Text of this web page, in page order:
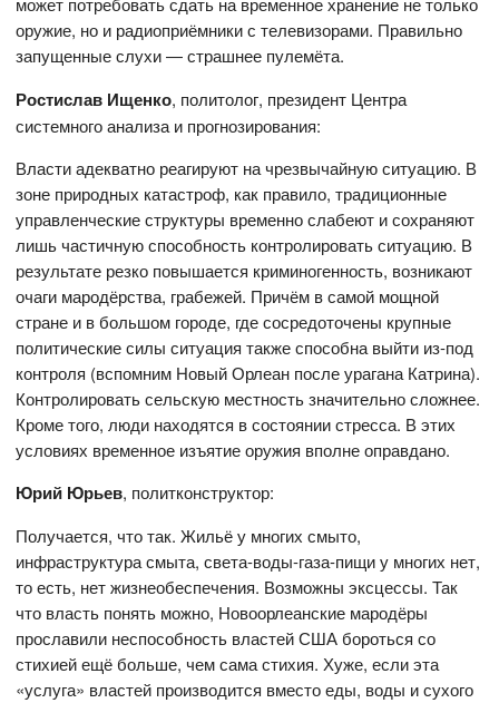
оружие, но и радиоприёмники с телевизорами. Правильно
запущенные слухи — страшнее пулемёта.
Ростислав Ищенко, политолог, президент Центра
системного анализа и прогнозирования:
Власти адекватно реагируют на чрезвычайную ситуацию. В
зоне природных катастроф, как правило, традиционные
управленческие структуры временно слабеют и сохраняют
лишь частичную способность контролировать ситуацию. В
результате резко повышается криминогенность, возникают
очаги мародёрства, грабежей. Причём в самой мощной
стране и в большом городе, где сосредоточены крупные
политические силы ситуация также способна выйти из-под
контроля (вспомним Новый Орлеан после урагана Катрина).
Контролировать сельскую местность значительно сложнее.
Кроме того, люди находятся в состоянии стресса. В этих
условиях временное изъятие оружия вполне оправдано.
Юрий Юрьев, политконструктор:
Получается, что так. Жильё у многих смыто,
инфраструктура смыта, света-воды-газа-пищи у многих нет,
то есть, нет жизнеобеспечения. Возможны эксцессы. Так
что власть понять можно, Новоорлеанские мародёры
прославили неспособность властей США бороться со
стихией ещё больше, чем сама стихия. Хуже, если эта
«услуга» властей производится вместо еды, воды и сухого